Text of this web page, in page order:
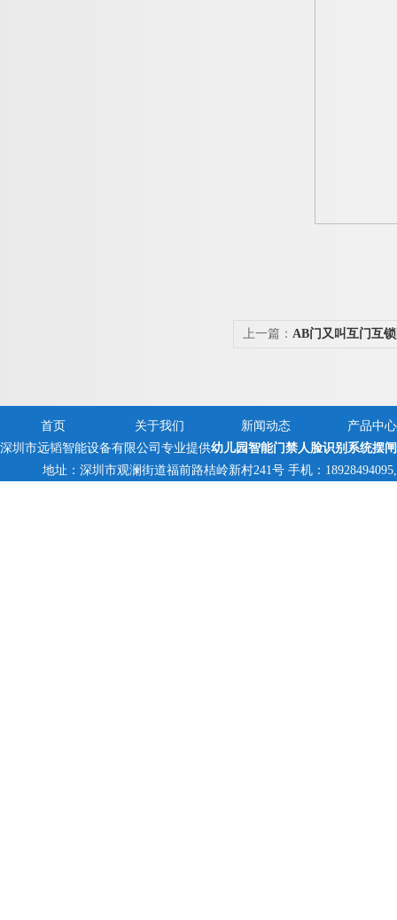
上一篇： AB门又叫互门互
首页 关于我们 新闻动态
产品中心
深圳市远韬智能设备有限公司专业提供幼儿园智能门禁人脸识别系统摆闸
地址：深圳市观澜街道福前路桔岭新村241号 手机：